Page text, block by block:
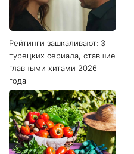
Рейтинги зашкаливают: 3
турецких сериала, ставшие
главными хитами 2026